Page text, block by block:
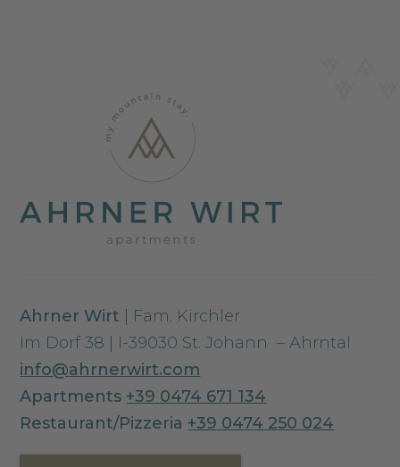
Ahrner Wirt | Fam. Kirchler
Im Dorf 38 | I-39030 St. Johann – Ahrntal
info@ahrnerwirt.com
Apartments +39 0474 671 134
Restaurant/Pizzeria +39 0474 250 024